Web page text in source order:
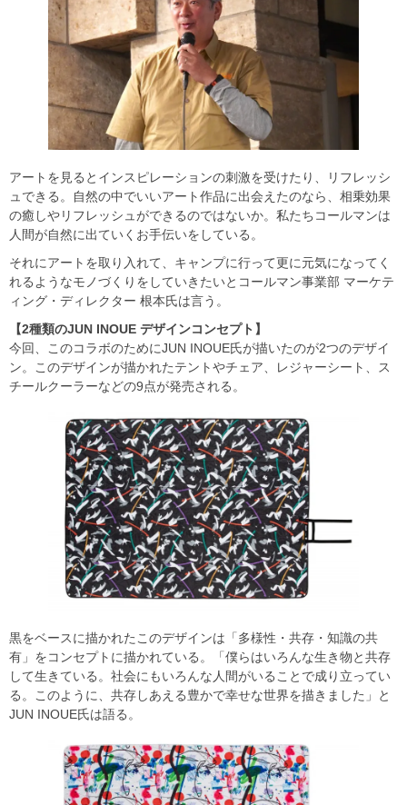
アートを見るとインスピレーションの刺激を受けたり、リフレッシ
ュできる。自然の中でいいアート作品に出会えたのなら、相乗効果
の癒しやリフレッシュができるのではないか。私たちコールマンは
人間が自然に出ていくお手伝いをしている。
それにアートを取り入れて、キャンプに行って更に元気になってく
れるようなモノづくりをしていきたいとコールマン事業部 マーケテ
ィング・ディレクター 根本氏は言う。
【2種類のJUN INOUE デザインコンセプト】
今回、このコラボのためにJUN INOUE氏が描いたのが2つのデザイ
ン。このデザインが描かれたテントやチェア、レジャーシート、ス
チールクーラーなどの9点が発売される。
黒をベースに描かれたこのデザインは「多様性・共存・知識の共
有」をコンセプトに描かれている。「僕らはいろんな生き物と共存
して生きている。社会にもいろんな人間がいることで成り立ってい
る。このように、共存しあえる豊かで幸せな世界を描きました」と
JUN INOUE氏は語る。